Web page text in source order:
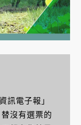
訊電子報」
沒有選票的